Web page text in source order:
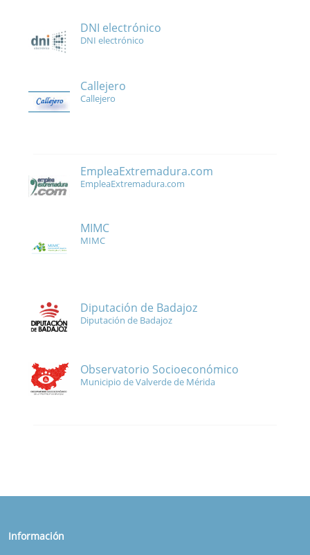
DNI electrónico
DNI electrónico
Callejero
Callejero
EmpleaExtremadura.com
EmpleaExtremadura.com
MIMC
MIMC
Diputación de Badajoz
Diputación de Badajoz
Observatorio Socioeconómico
Municipio de Valverde de Mérida
Información